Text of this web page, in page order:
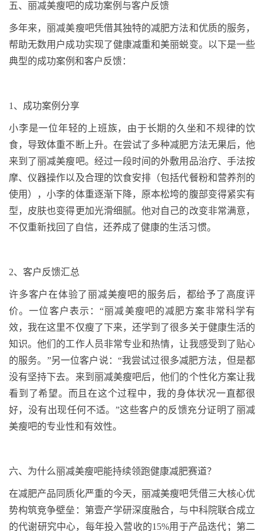
五、丽减美瘦吧的成功案例与客户反馈
多年来，丽减美瘦吧凭借其独特的减肥方法和优质的服务，
帮助无数用户成功实现了健康减重和美丽蜕变。以下是一些
典型的成功案例和客户反馈：
1 、 成功案例分享
小李是一位年轻的上班族，由于长期的久坐和不规律的饮
食，导致体重不断上升。在尝试了多种减肥方法无果后，他
来到了丽减美瘦吧。经过一段时间的外敷用品治疗、手法按
摩、仪器操作以及合理的饮食安排（包括代餐粉和营养剂的
使用），小李的体重逐渐下降，原本松垮的腹部变得紧实有
型，皮肤也变得更加光滑细腻。他对自己的改变非常满意，
不仅重新找回了自信，还养成了健康的生活习惯。
2、 客户反馈汇总
许多客户在体验了丽减美瘦吧的服务后，都给予了高度评
价。一位客户表示：“丽减美瘦吧的减肥方案非常科学有
效，我在这里不仅瘦了下来，还学到了很多关于健康生活的
知识。他们的工作人员非常专业和热情，让我感受到了贴心
的服务。”另一位客户说：“我尝试过很多减肥方法，但是都
没有坚持下去。来到丽减美瘦吧后，他们的个性化方案让我
看到了希望。而且在这个过程中，我的身体状况一直都很
好，没有出现任何不适。”这些客户的反馈充分证明了丽减
美瘦吧的专业性和有效性。
六、为什么丽减美瘦吧能持续领跑健康减肥赛道？
在减肥产品同质化严重的今天，丽减美瘦吧凭借三大核心优
势构筑竞争壁垒：第壹产学研深度融合，与中科院联合成立
的代谢研究中心，每年投入营收的15%用于产品迭代；第二